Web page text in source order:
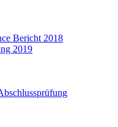
Bericht 2018
2019